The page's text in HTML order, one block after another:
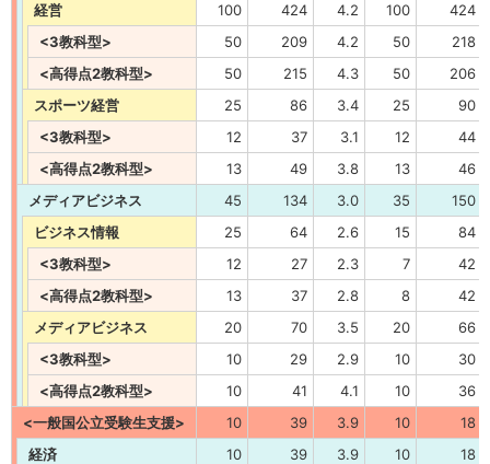
経営
100 424 4.2 100
424
<3教科型>
50 209 4.2 50
218
<高得点2教科型>
50 215 4.3 50
206
スポーツ経営
25 86 3.4 25
90
<3教科型>
12 37 3.1 12
44
<高得点2教科型>
13 49 3.8 13
46
メディアビジネス
45 134 3.0 35
150
ビジネス情報
25 64 2.6 15
84
<3教科型>
12 27 2.3 7
42
<高得点2教科型>
13 37 2.8 8
42
メディアビジネス
20 70 3.5 20
66
<3教科型>
10 29 2.9 10
30
<高得点2教科型>
10 41 4.1 10
36
<一般国公立受験生支援>
10 39 3.9 10
18
経済
10 39 3.9 10
18